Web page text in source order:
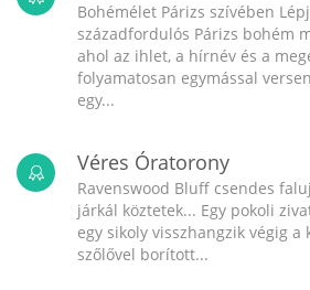
Bohémélet Párizs szívében
századfordulós Párizs bohém
ahol az ihlet, a hírnév és a
folyamatosan egymással
egy...
Véres Óratorony
Ravenswood Bluff csendes
járkál köztetek... Egy pokoli
egy sikoly visszhangzik végig a
szőlővel borított...